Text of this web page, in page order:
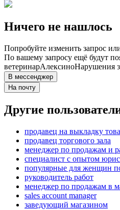
Ничего не нашлось
Попробуйте изменить запрос
По вашему запросу ещё будут
ветеринарАлексиноНарушения
В мессенджер
На почту
Другие
продавец на выкладку
продавец торгового зала
менеджер по продажам и
специалист с опытом
популярные для женщин
руководитель работ
менеджер по продажам в
sales account manager
заведующий магазином